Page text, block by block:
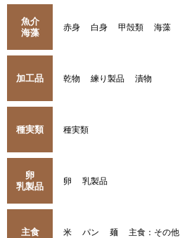
魚介
海藻
赤身 白身 甲殻類 海藻
加工品 乾物 練り製品 漬物
種実類 種実類
卵
乳製品
卵 乳製品
主食 米 パン 麺 主食：その他